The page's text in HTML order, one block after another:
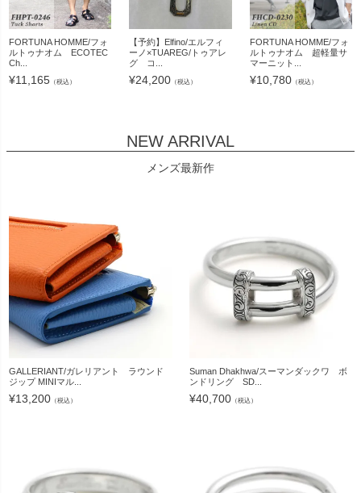
FORTUNA HOMME/フォ
ルトゥナオム ECOTEC
Ch...
¥11,165 （税込）
【予約】Elfino/エルフィ
ーノ×TUAREG/トゥアレ
グ コ...
¥24,200 （税込）
FORTUNA HOMME/フォ
ルトゥナオム 超軽量サ
マーニット...
¥10,780（税込）
NEW ARRIVAL
メンズ最新作
GALLERIANT/ガレリアント ラウンド
ジップ MINIマル...
¥13,200 （税込）
Suman Dhakhwa/スーマンダックワ ボ
ンドリング SD...
¥40,700（税込）